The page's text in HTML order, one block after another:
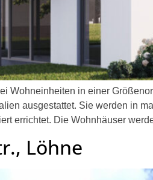
Wohneinheiten in einer
ausgestattet. Sie werden in
errichtet. Die Wohnhäuser
Löhne